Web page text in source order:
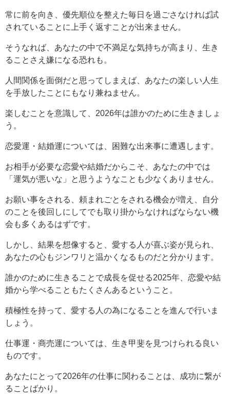
常に前を向き、優先順位を整えた毎日を過ごさなければ試
されていることに上手く返すことが出来ません。
そうなれば、あなたの中で不満足な気持ちが高まり、生き
ることさえ嫌になる恐れも。
人間関係を面倒だと思ってしまえば、あなたの楽しい人生
を手放したことにもなり兼ねません。
楽しむことを意識して、2026年は誰かのために生きましょ
う。
恋愛運・結婚運については、困難な出来事に遭遇します。
お相手が必要な恋愛や結婚だからこそ、あなたの中では
「運気が悪いな」と思うようなことも少なくありません。
お願い事をされる、頼まれごとをされる機会が増え、自分
のことを後回しにしてでも取り掛からなければならない機
会も多くあるはずです。
しかし、結果を想像すると、愛する人が喜ぶ姿が見られ、
あなたの心もジンワリと温かくなるものだと分かります。
誰かのために生きることで成長を促せる2025年、恋愛や結
婚から学べることもたくさんあるということ。
積極性を持って、愛する人の為になることを進んで行いま
しょう。
仕事運・商売運については、生き甲斐を見つけられる良い
ものです。
あなたにとって2026年の仕事に関わることは、成功に繋が
ることばかり。